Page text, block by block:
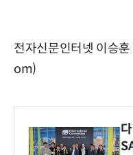
전자신문인터넷 이승
om)